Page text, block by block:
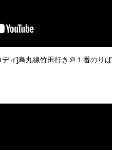
ィ]烏丸線竹田行き＠１番のりば